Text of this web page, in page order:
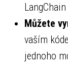
Můžete
vaším
jednoho